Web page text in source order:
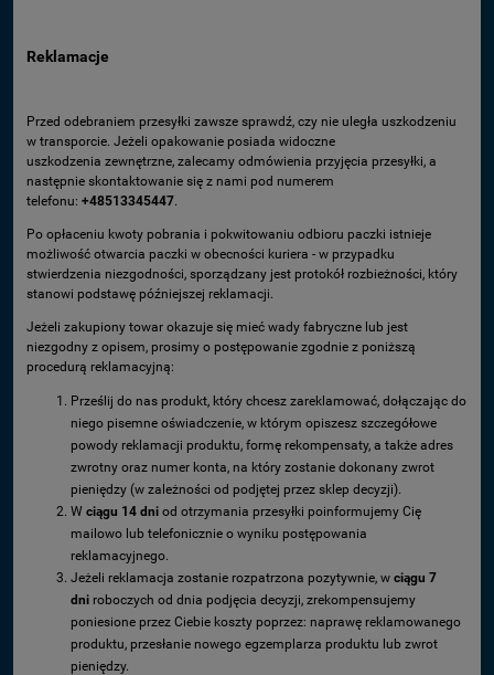
Reklamacje
Przed odebraniem przesyłki zawsze sprawdź, czy nie uległa uszkodzeniu
w transporcie. Jeżeli opakowanie posiada widoczne
uszkodzenia zewnętrzne, zalecamy odmówienia przyjęcia przesyłki, a
następnie skontaktowanie się z nami pod numerem
telefonu: +48513345447.
Po opłaceniu kwoty pobrania i pokwitowaniu odbioru paczki istnieje
możliwość otwarcia paczki w obecności kuriera - w przypadku
stwierdzenia niezgodności, sporządzany jest protokół rozbieżności, który
stanowi podstawę późniejszej reklamacji.
Jeżeli zakupiony towar okazuje się mieć wady fabryczne lub jest
niezgodny z opisem, prosimy o postępowanie zgodnie z poniższą
procedurą reklamacyjną:
Prześlij do nas produkt, który chcesz zareklamować, dołączając do
niego pisemne oświadczenie, w którym opiszesz szczegółowe
powody reklamacji produktu, formę rekompensaty, a także adres
zwrotny oraz numer konta, na który zostanie dokonany zwrot
pieniędzy (w zależności od podjętej przez sklep decyzji).
W ciągu 14 dni od otrzymania przesyłki poinformujemy Cię
mailowo lub telefonicznie o wyniku postępowania
reklamacyjnego.
Jeżeli reklamacja zostanie rozpatrzona pozytywnie, w ciągu 7
dni roboczych od dnia podjęcia decyzji, zrekompensujemy
poniesione przez Ciebie koszty poprzez: naprawę reklamowanego
produktu, przesłanie nowego egzemplarza produktu lub zwrot
pieniędzy.